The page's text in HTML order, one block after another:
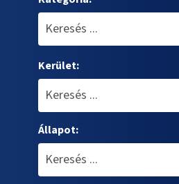
Kerület:
Állapot: